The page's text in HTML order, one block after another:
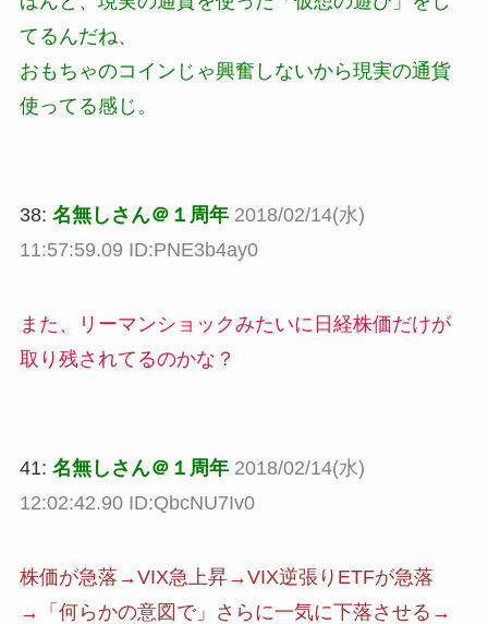
てるんだね、
おもちゃのコインじゃ興奮しないから現実の通貨
使ってる感じ。
38: 名無しさん＠１周年 2018/02/14(水)
11:57:59.09 ID:PNE3b4ay0
また、リーマンショックみたいに日経株価だけが
取り残されてるのかな？
41: 名無しさん＠１周年 2018/02/14(水)
12:02:42.90 ID:QbcNU7Iv0
株価が急落→VIX急上昇→VIX逆張りETFが急落
→「何らかの意図で」さらに一気に下落させる→